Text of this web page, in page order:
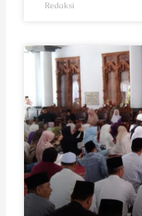
Redaksi